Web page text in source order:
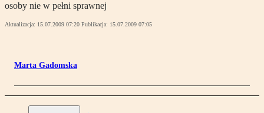
osoby nie w pełni sprawnej
Aktualizacja: 15.07.2009 07:20 Publikacja: 15.07.2009 07:05
Marta Gadomska